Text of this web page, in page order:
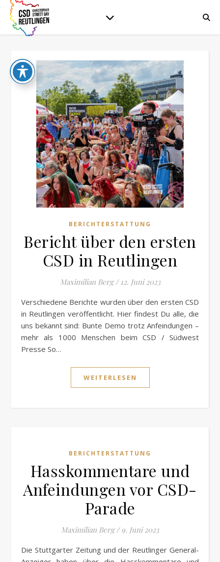
BERICHTERSTATTUNG
Bericht über den ersten
CSD in Reutlingen
Maximilian Berg / 12. Juni 2023
Verschiedene Berichte wurden über den ersten CSD
in Reutlingen veröffentlicht. Hier findest Du alle, die
uns bekannt sind: Bunte Demo trotz Anfeindungen –
mehr als 1000 Menschen beim CSD / Südwest
Presse So…
WEITERLESEN
BERICHTERSTATTUNG
Hasskommentare und
Anfeindungen vor CSD-
Parade
Maximilian Berg / 9. Juni 2023
Die Stuttgarter Zeitung und der Reutlinger General-